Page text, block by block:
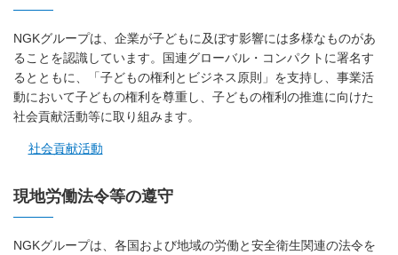
NGKグループは、企業が子どもに及ぼす影響には多様なものがあ
ることを認識しています。国連グローバル・コンパクトに署名す
るとともに、「子どもの権利とビジネス原則」を支持し、事業活
動において子どもの権利を尊重し、子どもの権利の推進に向けた
社会貢献活動等に取り組みます。
社会貢献活動
現地労働法令等の遵守
NGKグループは、各国および地域の労働と安全衛生関連の法令を